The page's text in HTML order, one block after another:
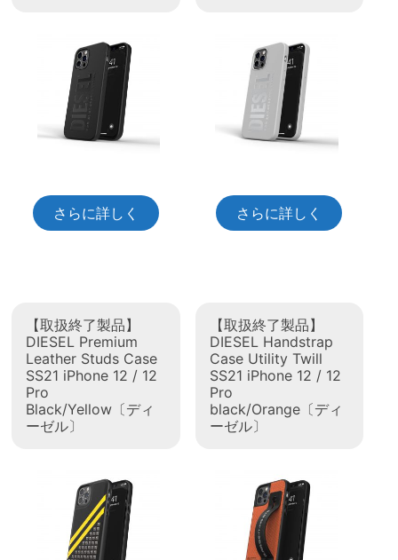
さらに詳しく さらに詳しく
【取扱終了製品】
DIESEL Premium
Leather Studs Case
SS21 iPhone 12 / 12
Pro
Black/Yellow〔ディ
ーゼル〕
【取扱終了製品】
DIESEL Handstrap
Case Utility Twill
SS21 iPhone 12 / 12
Pro
black/Orange〔ディ
ーゼル〕